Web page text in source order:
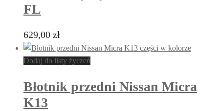
FL
629,00 zł
Dodaj do listy życzeń
Błotnik przedni Nissan Micra
K13